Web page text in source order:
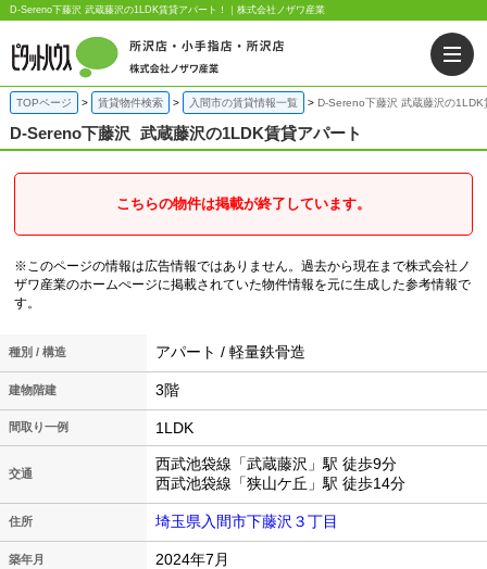
D-Sereno下藤沢 武蔵藤沢の1LDK賃貸アパート！｜株式会社ノザワ産業
TOPページ 賃貸物件検索 入間市の賃貸情報一覧 D-Sereno下藤沢 武蔵藤沢の1LDK
D-Sereno下藤沢 武蔵藤沢の1LDK賃貸アパート
こちらの物件は掲載が終了しています。
※このページの情報は広告情報ではありません。過去から現在まで株式会社ノ
ザワ産業のホームぺージに掲載されていた物件情報を元に生成した参考情報で
す。
種別 / 構造 アパート / 軽量鉄骨造
建物階建 3階
間取り一例 1LDK
交通
西武池袋線「武蔵藤沢」駅 徒歩9分
西武池袋線「狭山ケ丘」駅 徒歩14分
住所 埼玉県入間市下藤沢３丁目
築年月 2024年7月